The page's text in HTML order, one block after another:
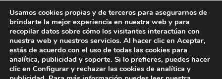
Catálogos
Domicilios
Usamos cookies propias y de terceros para asegurarnos de
brindarte la mejor experiencia en nuestra web y para
recopilar datos sobre cómo los visitantes interactúan con
nuestra web y nuestros servicios. Al hacer clic en Aceptar,
estás de acuerdo con el uso de todas las cookies para
analítica, publicidad y soporte. Si lo prefieres, puedes hacer
clic en Configurar y rechazar las cookies de analítica y